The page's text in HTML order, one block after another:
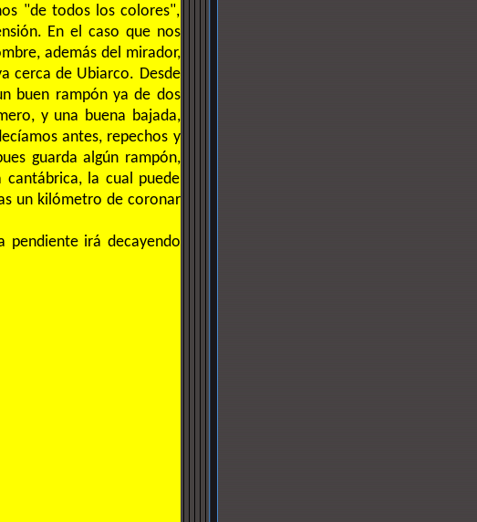
"de todos los colores",
En el caso que nos
además del mirador,
cerca de Ubiarco. Desde
buen rampón ya de dos
y una buena bajada,
antes, repechos y
guarda algún rampón,
la cual puede
un kilómetro de coronar
pendiente irá decayendo